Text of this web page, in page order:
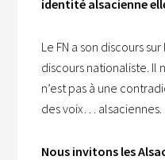
identité alsacienne
Le FN a son discours
discours nationaliste. Il
n’est pas à une
des voix… alsaciennes.
Nous invitons les